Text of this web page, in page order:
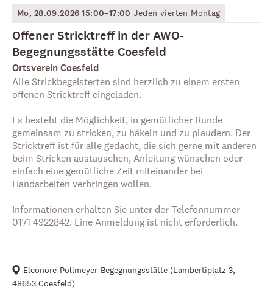
Mo, 28.09.2026 15:00–17:00 Jeden vierten Montag
Offener Stricktreff in der AWO-
Begegnungsstätte Coesfeld
Ortsverein Coesfeld
Alle Strickbegeisterten sind herzlich zu einem ersten
offenen Stricktreff eingeladen.
Es besteht die Möglichkeit, in gemütlicher Runde
gemeinsam zu stricken, zu häkeln und zu plaudern. Der
Stricktreff ist für alle gedacht, die sich gerne mit anderen
beim Stricken austauschen, Anleitung wünschen oder
einfach eine gemütliche Zeit miteinander bei
Handarbeiten verbringen wollen.
Informationen erhalten Sie unter der Telefonnummer
0171 4922842. Eine Anmeldung ist nicht erforderlich.
Eleonore-Pollmeyer-Begegnungsstätte (Lambertiplatz 3,
48653 Coesfeld)